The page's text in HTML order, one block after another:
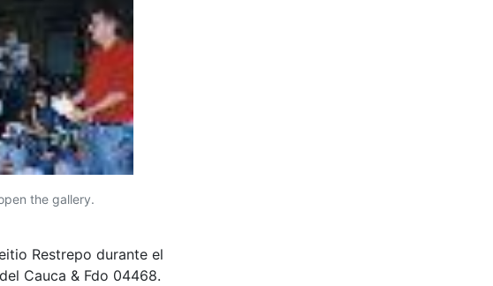
the gallery.
Restrepo durante el
Cauca & Fdo 04468.